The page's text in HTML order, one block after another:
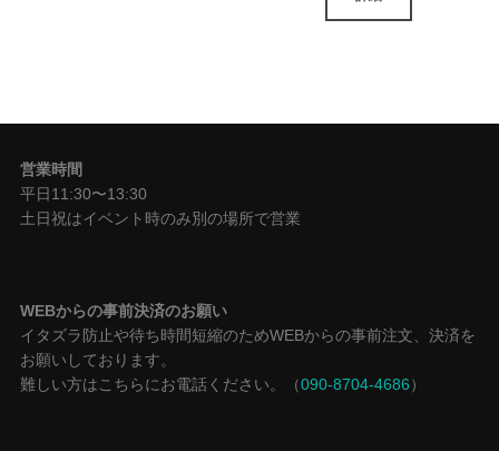
営業時間
平日11:30〜13:30
土日祝はイベント時のみ別の場所で営業
WEBからの事前決済のお願い
イタズラ防止や待ち時間短縮のためWEBからの事前注文、決済を
お願いしております。
難しい方はこちらにお電話ください。（090-8704-4686）